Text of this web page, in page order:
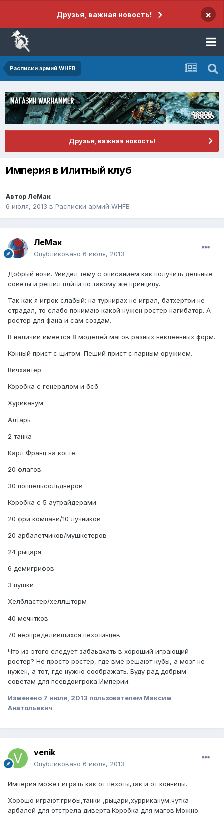
Друзья, важная новость! ×
Расписки армий WHFB
Друзья, важная новость!
Империя в Илитный клуб
АвторЛеМак
6 июля, 2013 в Расписки армий WHFB
ЛеМак
Опубликовано 6 июля, 2013
Добрый ночи. Увидел тему с описанием как получить дельные
советы и решил плйти по такому же принципу.
Так как я игрок слабый: на турнирах не играл, батхертои не
страдал, то слабо понимаю какой нужен ростер нагибатор. А
ростер для фана и сам создам.
В наличии имеется 8 моделей магов разных неклеенных форм.
Конный прист с щитом. Пеший прист с парным оружием.
Вичхантер
Коробка с генералом и бсб.
Хуриканум
Алтарь
2 танка
Карл Франц на когте.
20 флагов.
30 поппельсольднеров
Коробка с 5 аутрайдерами
20 фри компани/10 лучников
20 арбалетчиков/мушкетеров
24 рыцаря
6 демигрифов
3 пушки
Хелбластер/хеллшторм
40 мечнтков
70 неопределившихся пехотинцев.
Что из этого следует забаьахать в хороший играющий
ростер? Не просто ростер, где вме решают кубы, а мозг не
нужен, а тот, где нужно соображать. Буду рад добрым
советам для псевдоигрока Империи.
Изменено 7 июля, 2013 пользователем Максим
Анатольевич
venik
Опубликовано 6 июля, 2013
Империя может играть как от пехоты,так и от конницы.
Хорошо играют:грифы,танки ,рыцари,хурриканум,чутка
арбалей для отстрела диверта.Коробка для магов.Можно